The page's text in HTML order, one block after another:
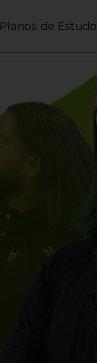
Planos de Estudo